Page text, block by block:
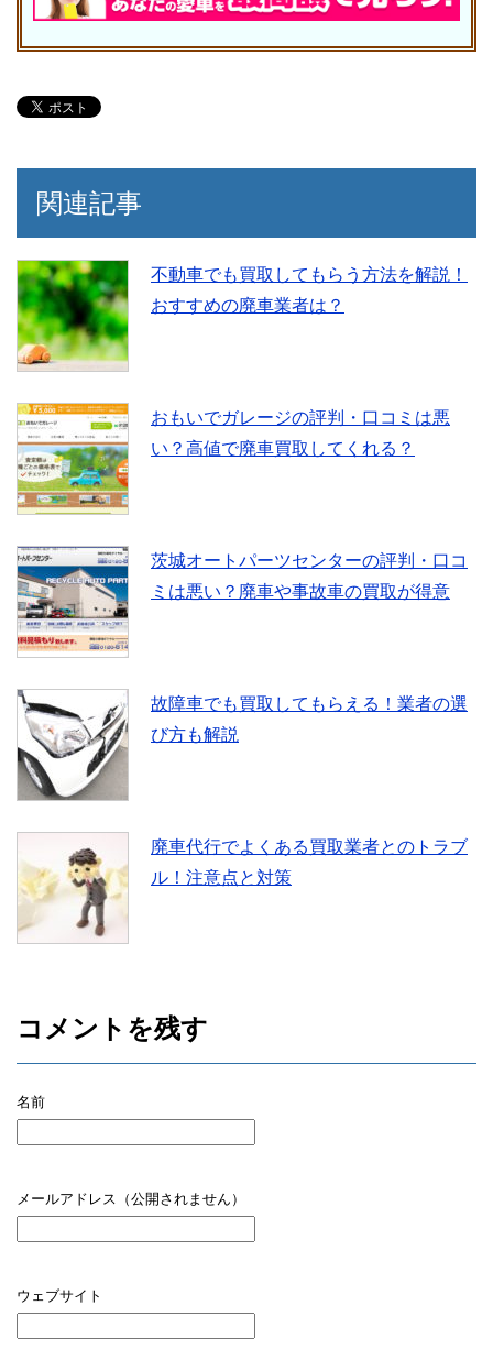
関連記事
不動車でも買取してもらう方法を解説！
おすすめの廃車業者は？
おもいでガレージの評判・口コミは悪
い？高値で廃車買取してくれる？
茨城オートパーツセンターの評判・口コ
ミは悪い？廃車や事故車の買取が得意
故障車でも買取してもらえる！業者の選
び方も解説
廃車代行でよくある買取業者とのトラブ
ル！注意点と対策
コメントを残す
名前
メールアドレス（公開されません）
ウェブサイト